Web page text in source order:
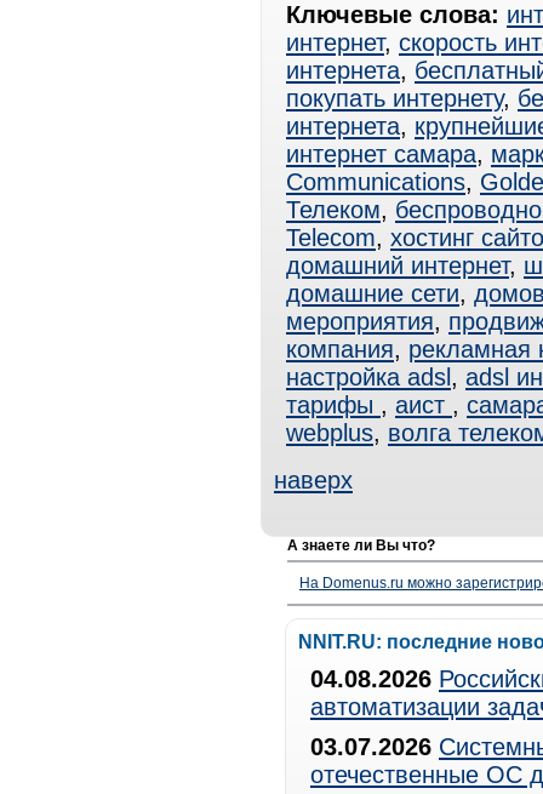
Ключевые слова:
интернет, скорость
интернета,
покупать интернету,
интернета,
интернет самара,
Communications,
Телеком,
Telecom, хостинг
домашний интернет,
домашние сети,
мероприятия,
компания, рекламная
настройка adsl , adsl
тарифы , аист ,
webplus, волга
наверх
А знаете ли Вы что?
На Domenus.ru можно
NNIT.RU: последние
04.08.2026
автоматизации
03.07.2026
отечественные ОС